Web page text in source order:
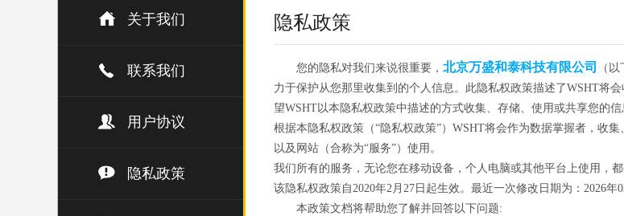
关于我们
联系我们
用户协议
隐私政策
隐私政策
您的隐私对我们来说很重要， 北京万盛和泰科技有限公司 （
力于保护从您那里收集到的个人信息。此隐私权政策描述了WSHT将
望WSHT以本隐私权政策中描述的方式收集、存储、使用或共享您的
根据本隐私权政策（“隐私权政策”）WSHT将会作为数据掌握者，收
以及网站（合称为“服务”）使用。
我们所有的服务，无论您在移动设备，个人电脑或其他平台上使用，
该隐私权政策自2020年2月27日起生效。最近一次修改日期为：2026年
本政策文档将帮助您了解并回答以下问题: